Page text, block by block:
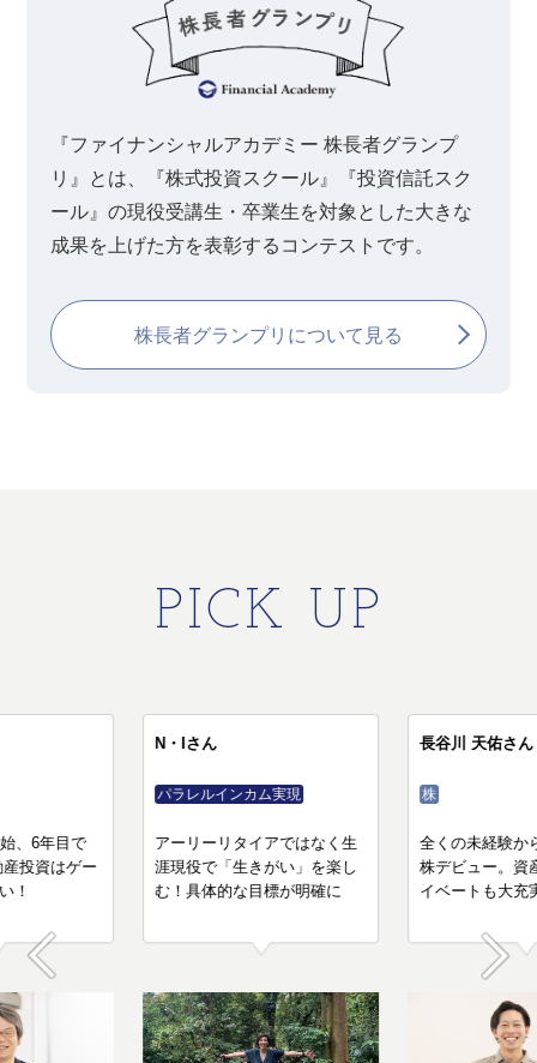
『ファイナンシャルアカデミー 株長者グランプ
リ』とは、『株式投資スクール』『投資信託スク
ール』の現役受講生・卒業生を対象とした大きな
成果を上げた方を表彰するコンテストです。
株長者グランプリについて見る
PICK UP
30代で受講を開始、6年目で
FIRE達成。不動産投資はゲー
ムのように楽しい！
パラレルインカム実現
アーリーリタイアではなく生
涯現役で「生きがい」を楽し
む！具体的な目標が明確に
Prev Next